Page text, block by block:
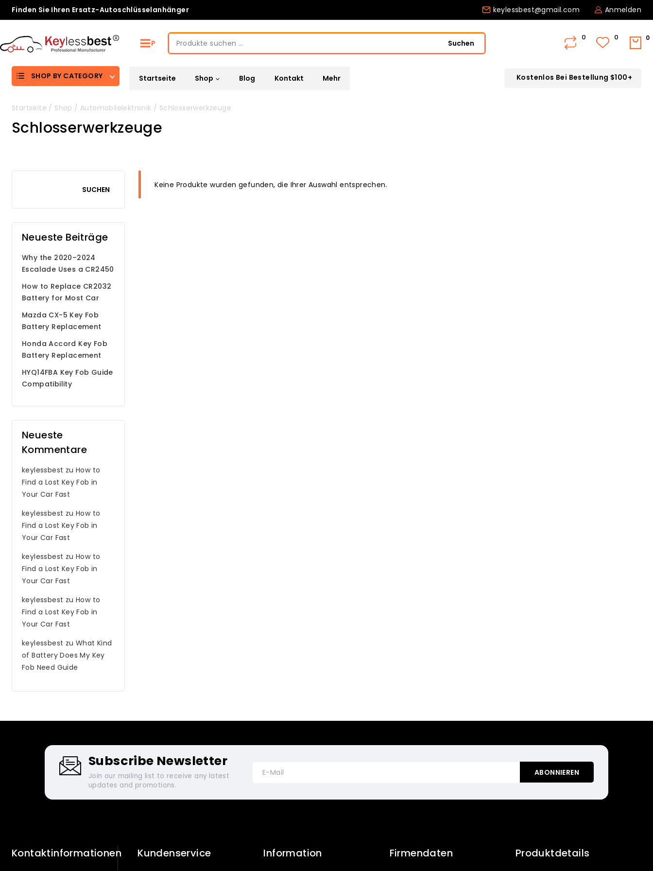
SkipFinden Sie Ihren Ersatz-Autoschlüsselanhänger keylessbest@gmail.com Anmelden
P
Suche
nach:
Suchen
0
SHOP BY CATEGORY Startseite Shop Blog Kontakt Mehr Kostenlos Bei Bestellung $100+
Startseite / Shop / Automobilelektronik / Schlosserwerkzeuge
Schlosserwerkzeuge
Keine Produkte wurden gefunden, die Ihrer Auswahl entsprechen.
SUCHEN
Neueste Beiträge
Why the 2020–2024
Escalade Uses a CR2450
How to Replace CR2032
Battery for Most Car
Remote Key Fobs
Mazda CX-5 Key Fob
Battery Replacement
Step by Step Guide
Honda Accord Key Fob
Battery Replacement
HYQ14FBA Key Fob Guide
Compatibility
Neueste
Kommentare
keylessbest zuHow to
Find a Lost Key Fob in
Your Car Fast
keylessbest zuHow to
Find a Lost Key Fob in
Your Car Fast
keylessbest zuHow to
Find a Lost Key Fob in
Your Car Fast
keylessbest zuHow to
Find a Lost Key Fob in
Your Car Fast
keylessbest zuWhat Kind
of Battery Does My Key
Fob Need Guide
Subscribe Newsletter
Join our mailing list to receive any latest
updates and promotions.
Kontaktinformationen Kundenservice Information Firmendaten Produktdetails